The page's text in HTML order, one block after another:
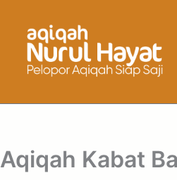
Aqiqah Kabat